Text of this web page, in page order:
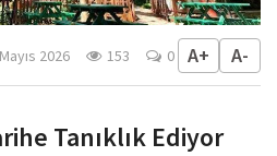
2026 153 0 A+ A-
Tanıklık Ediyor